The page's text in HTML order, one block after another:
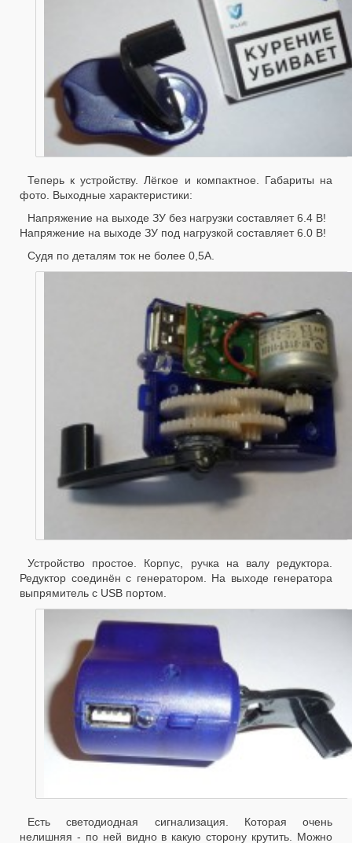
Теперь к устройству. Лёгкое и компактное. Габариты на
фото. Выходные характеристики:
Напряжение на выходе ЗУ без нагрузки составляет 6.4 В!
Напряжение на выходе ЗУ под нагрузкой составляет 6.0 В!
Судя по деталям ток не более 0,5А.
Устройство простое. Корпус, ручка на валу редуктора.
Редуктор соединён с генератором. На выходе генератора
выпрямитель с USB портом.
Есть светодиодная сигнализация. Которая очень
нелишняя - по ней видно в какую сторону крутить. Можно